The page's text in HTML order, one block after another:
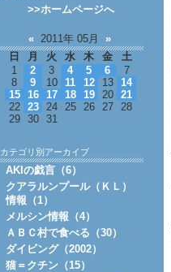
>>ホームページへ
« 2011年 05月 »
日
月 火 水 木 金
土
1
2 3 4 5 6
7
8
9 10 11 12 13
14
15
16 17 18 19 20
21
22
23 24 25 26 27
28
29
30 31
カテゴリ別アーカイブ
AKIの戯言（6）
クアラルンプール（ＫＬ）
情報（1）
メルシン情報（4）
ＡＢＣ村で食べる（30）
ダイビング（2002）
猫＝クチン（15）